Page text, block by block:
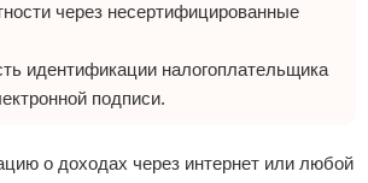
через несертифицированные
идентификации налогоплательщика
подписи.
о доходах через интернет или любой